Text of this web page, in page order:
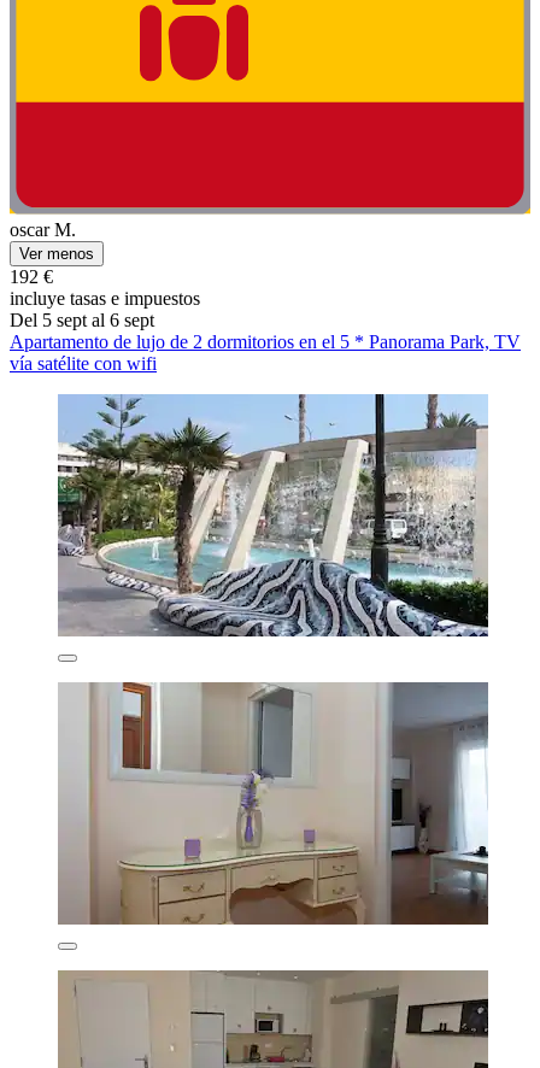
oscar M.
Ver menos
192 €
incluye tasas e impuestos
Del 5 sept al 6 sept
Apartamento de lujo de 2 dormitorios en el 5 * Panorama Park, TV
vía satélite con wifi